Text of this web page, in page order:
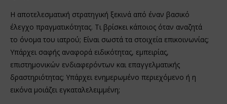
Η αποτελεσματική στρατηγική ξεκινά από έναν βασικό
έλεγχο πραγματικότητας. Τι βρίσκει κάποιος όταν αναζητά
το όνομα του ιατρού; Είναι σωστά τα στοιχεία επικοινωνίας;
Υπάρχει σαφής αναφορά ειδικότητας, εμπειρίας,
επιστημονικών ενδιαφερόντων και επαγγελματικής
δραστηριότητας; Υπάρχει ενημερωμένο περιεχόμενο ή η
εικόνα μοιάζει εγκαταλελειμμένη;